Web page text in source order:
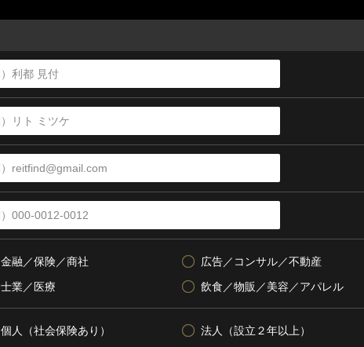
金融／保険／商社 広告／コンサル／不動産
士業／医療
飲食／物販／美容／アパレル
個人（社会保険あり） 法人（設立２年以上）